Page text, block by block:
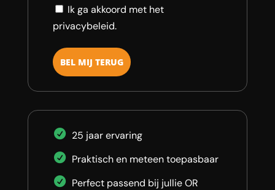
Consent
Ik ga akkoord met het
privacybeleid.
25 jaar ervaring
Praktisch en meteen toepasbaar
Perfect passend bij jullie OR